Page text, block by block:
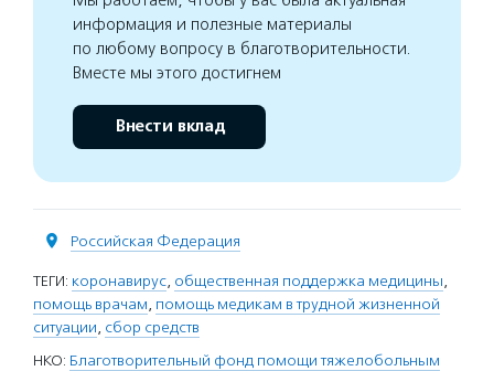
информация и полезные материалы
по любому вопросу в благотворительности.
Вместе мы этого достигнем
Внести вклад
Российская Федерация
ТЕГИ: коронавирус, общественная поддержка медицины,
помощь врачам, помощь медикам в трудной жизненной
ситуации, сбор средств
НКО: Благотворительный фонд помощи тяжелобольным